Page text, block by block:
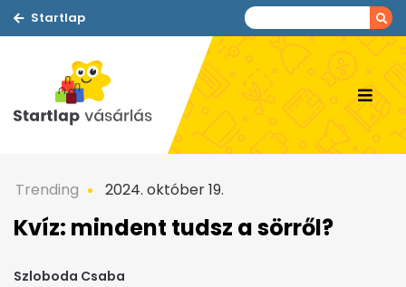
Startlap
Trending 2024. október 19.
Kvíz: mindent tudsz a sörről?
Szloboda Csaba